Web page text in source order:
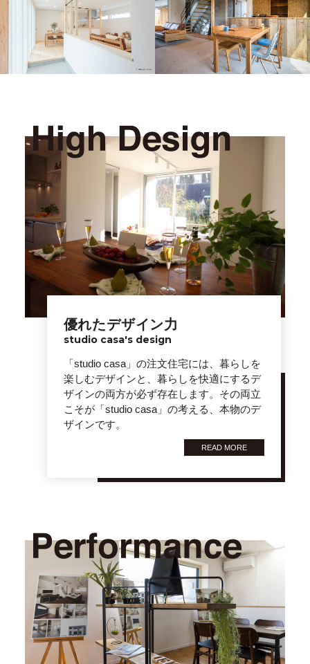
優れたデザイン力
studio casa's design
「studio casa」の注文住宅には、暮らしを
楽しむデザインと、暮らしを快適にするデ
ザインの両方が必ず存在します。その両立
こそが「studio casa」の考える、本物のデ
ザインです。
READ MORE